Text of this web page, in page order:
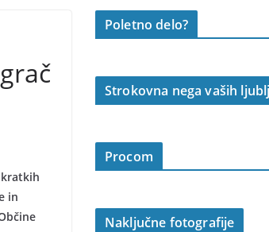
in
Poletno delo?
Strokovna nega vaših
Procom
Naključne fotografije